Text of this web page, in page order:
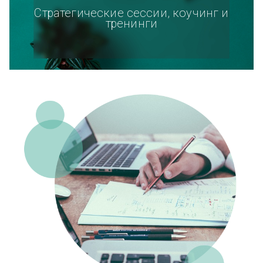
Стратегические сессии, коучинг и
тренинги